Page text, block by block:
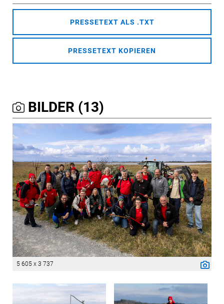
PRESSETEXT ALS .TXT
PRESSETEXT KOPIEREN
BILDER (13)
5 605 x 3 737